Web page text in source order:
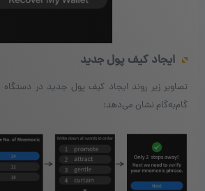
ایجاد کیف پول جدید
تصاویر زیر روند ایجاد کیف پول جدید در
گام‌به‌گام نشان می‌دهد: